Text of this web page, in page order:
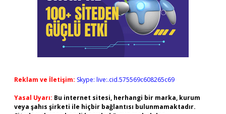
Reklam ve İletişim: Skype: live:.cid.575569c608265c69
Yasal Uyarı: Bu internet sitesi, herhangi bir marka, kurum
veya şahıs şirketi ile hiçbir bağlantısı bulunmamaktadır.